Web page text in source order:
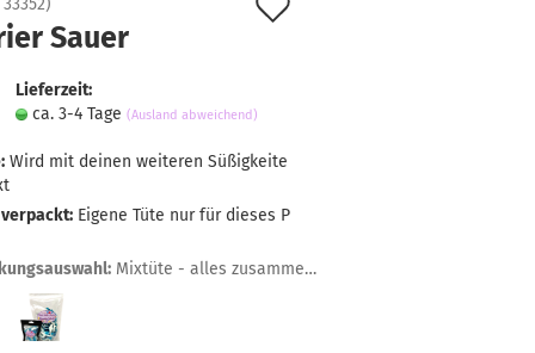
33352)
Sauer
Lieferzeit:
ca. 3-4 Tage (Ausland abweichend)
Wird mit deinen weiteren Süßigkeite
Eigene Tüte nur für dieses P
Mixtüte - alles zusammen gemischt